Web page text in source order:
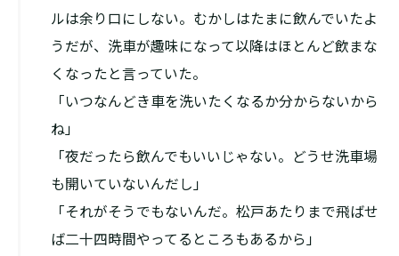
ルは余り口にしない。むかしはたまに飲んでいたよ
うだが、洗車が趣味になって以降はほとんど飲まな
くなったと言っていた。
「いつなんどき車を洗いたくなるか分からないから
ね」
「夜だったら飲んでもいいじゃない。どうせ洗車場
も開いていないんだし」
「それがそうでもないんだ。松戸あたりまで飛ばせ
ば二十四時間やってるところもあるから」